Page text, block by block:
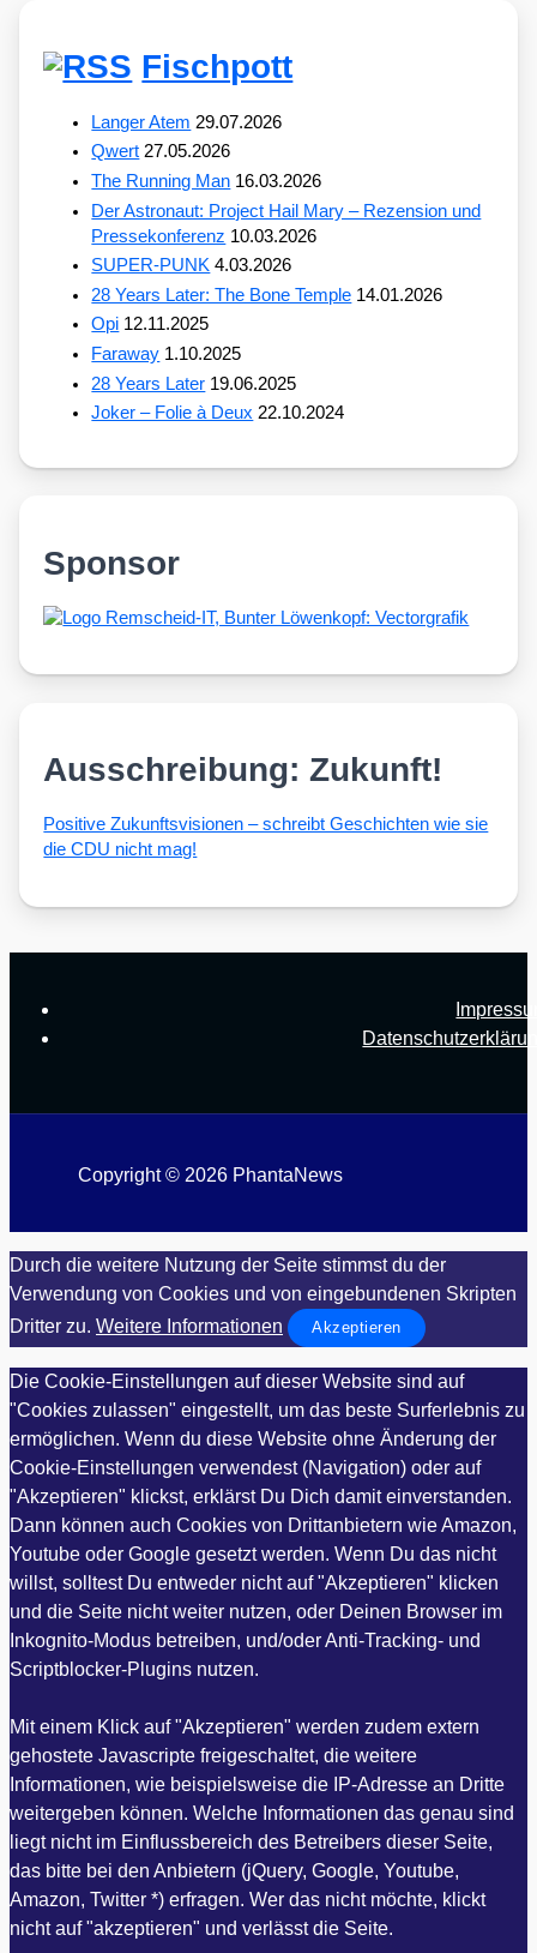
Fischpott
Langer Atem 29.07.2026
Qwert 27.05.2026
The Running Man 16.03.2026
Der Astronaut: Project Hail Mary – Rezension und
Pressekonferenz 10.03.2026
SUPER-PUNK 4.03.2026
28 Years Later: The Bone Temple 14.01.2026
Opi 12.11.2025
Faraway 1.10.2025
28 Years Later 19.06.2025
Joker – Folie à Deux 22.10.2024
Sponsor
Ausschreibung: Zukunft!
Posi­ti­ve Zukunfts­vi­sio­nen – schreibt Geschich­ten wie sie
die CDU nicht mag!
Copyright © 2026 PhantaNews
Durch die weitere Nutzung der Seite stimmst du der
Verwendung von Cookies und von eingebundenen Skripten
Dritter zu. Weitere Informationen Akzeptieren
Die Cookie-Einstellungen auf dieser Website sind auf
"Cookies zulassen" eingestellt, um das beste Surferlebnis zu
ermöglichen. Wenn du diese Website ohne Änderung der
Cookie-Einstellungen verwendest (Navigation) oder auf
"Akzeptieren" klickst, erklärst Du Dich damit einverstanden.
Dann können auch Cookies von Drittanbietern wie Amazon,
Youtube oder Google gesetzt werden. Wenn Du das nicht
willst, solltest Du entweder nicht auf "Akzeptieren" klicken
und die Seite nicht weiter nutzen, oder Deinen Browser im
Inkognito-Modus betreiben, und/oder Anti-Tracking- und
Scriptblocker-Plugins nutzen.
Mit einem Klick auf "Akzeptieren" werden zudem extern
gehostete Javascripte freigeschaltet, die weitere
Informationen, wie beispielsweise die IP-Adresse an Dritte
weitergeben können. Welche Informationen das genau sind
liegt nicht im Einflussbereich des Betreibers dieser Seite,
das bitte bei den Anbietern (jQuery, Google, Youtube,
Amazon, Twitter *) erfragen. Wer das nicht möchte, klickt
nicht auf "akzeptieren" und verlässt die Seite.